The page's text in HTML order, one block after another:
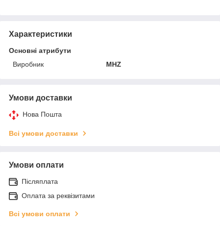
Характеристики
Основні атрибути
Виробник
MHZ
Умови доставки
Нова Пошта
Всі умови доставки
Умови оплати
Післяплата
Оплата за реквізитами
Всі умови оплати